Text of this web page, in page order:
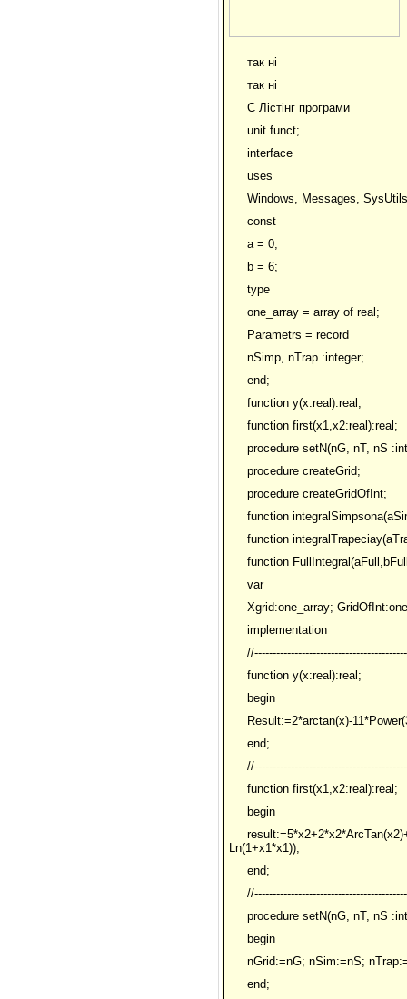
так ні
так ні
С Лiстiнг програми
unit funct;
interface
uses
Windows, Messages,
const
a = 0;
b = 6;
type
one_array = array of real;
Parametrs = record
nSimp, nTrap :integer;
end;
function y(x:real):real;
function first(x1,x2:real):real;
procedure setN(nG, nT, nS
procedure createGrid;
procedure createGridOfInt;
function
function
function
var
Xgrid:one_array;
implementation
function y(x:real):real;
begin
Result:=2*arctan(x)-
end;
function first(x1,x2:real):real;
begin
Ln(1+x1*x1));
end;
procedure setN(nG, nT, nS
begin
nGrid:=nG; nSim:=nS;
end;